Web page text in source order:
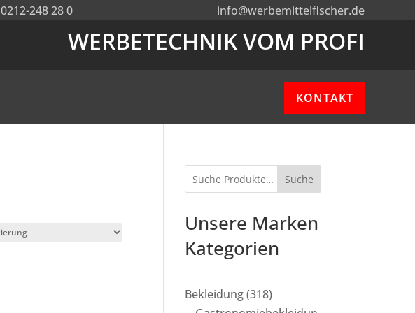
0212-248 28 0 info@werbemittelfischer.de
WERBETECHNIK VOM PROFI
KONTAKT
Suche
Unsere Marken
Kategorien
Bekleidung 318318